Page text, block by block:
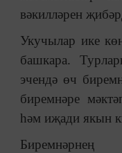
вәкилләрен
Укучылар ике
башкара.
эчендә өч
биремнәре
һәм иҗади якын